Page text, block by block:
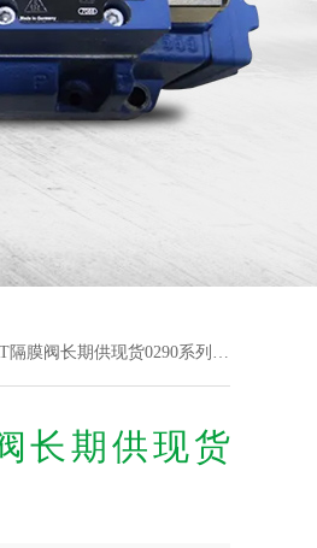
膜阀长期供现货0290系列保障
长期供现货